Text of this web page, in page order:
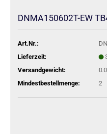
DNMA150602T-EW
Art.Nr.:
Lieferzeit:
Versandgewicht:
Mindestbestellmenge:
2